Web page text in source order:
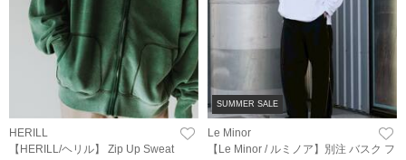
HERILL
【HERILL/ヘリル】 Zip Up Sweat
SUMMER SALE
Le Minor
【Le Minor / ルミノア】別注 バスク フ